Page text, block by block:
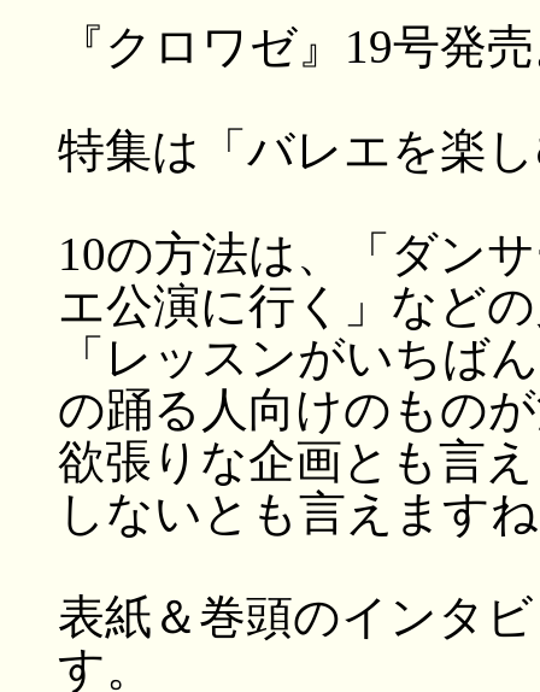
『クロワゼ』19号発
特集は「バレエを楽
10の方法は、「ダン
エ公演に行く」など
「レッスンがいちば
の踊る人向けのもの
欲張りな企画とも言
しないとも言えます
表紙＆巻頭のインタ
す。